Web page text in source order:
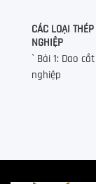
CÁC LOẠI
NGHIỆP
` Bài 1: Dao
nghiệp